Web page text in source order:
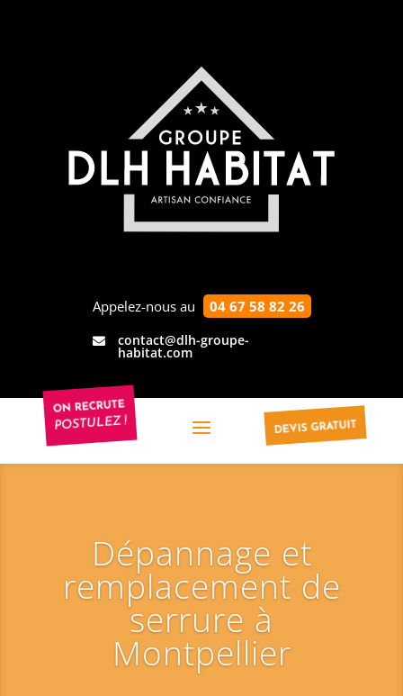
Appelez-nous au 04 67 58 82 26
 contact@dlh-groupe-
habitat.com
DEVIS GRATUIT
ON RECRUTE
POSTULEZ !
Dépannage et
remplacement de
serrure à
Montpellier